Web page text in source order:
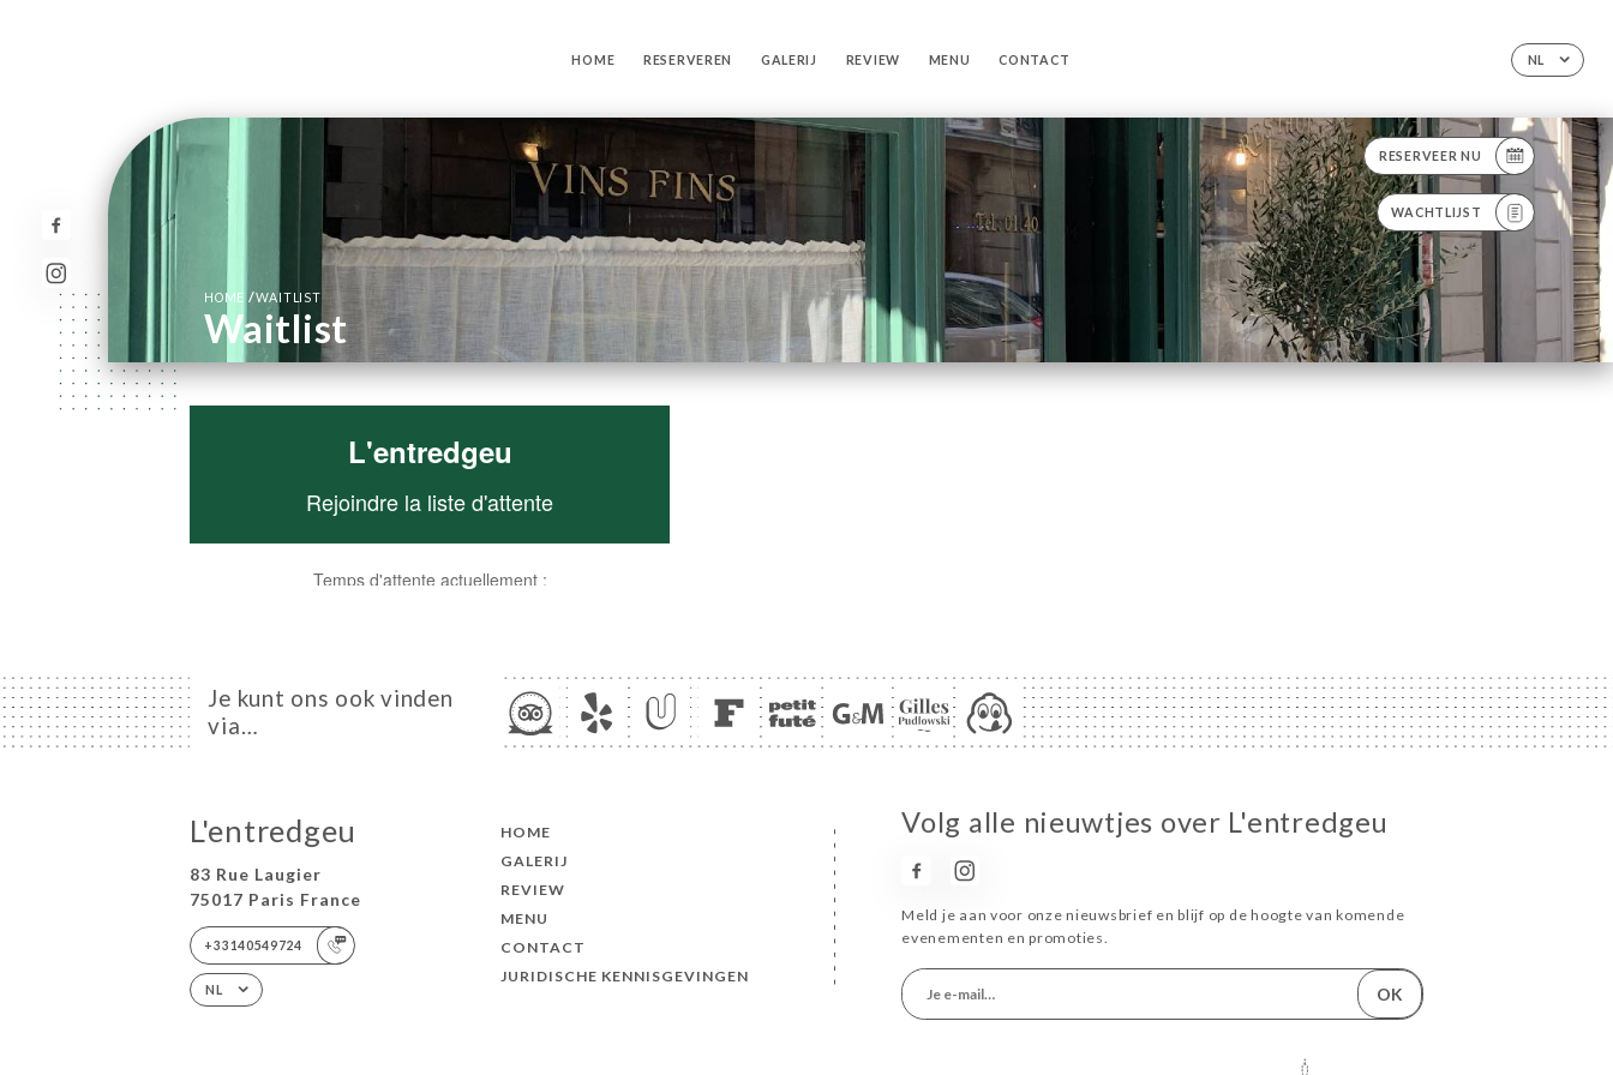
NL
HOME RESERVEREN GALERIJ REVIEW MENU CONTACT
RESERVEER NU
WACHTLIJST
HOME /WAITLIST
Waitlist
Je kunt ons ook vinden
via…
L'entredgeu
83 Rue Laugier
75017 Paris France
+33140549724
NL
HOME
GALERIJ
REVIEW
MENU
CONTACT
JURIDISCHE KENNISGEVINGEN
Volg alle nieuwtjes over L'entredgeu
Meld je aan voor onze nieuwsbrief en blijf op de hoogte van komende
evenementen en promoties.
OK